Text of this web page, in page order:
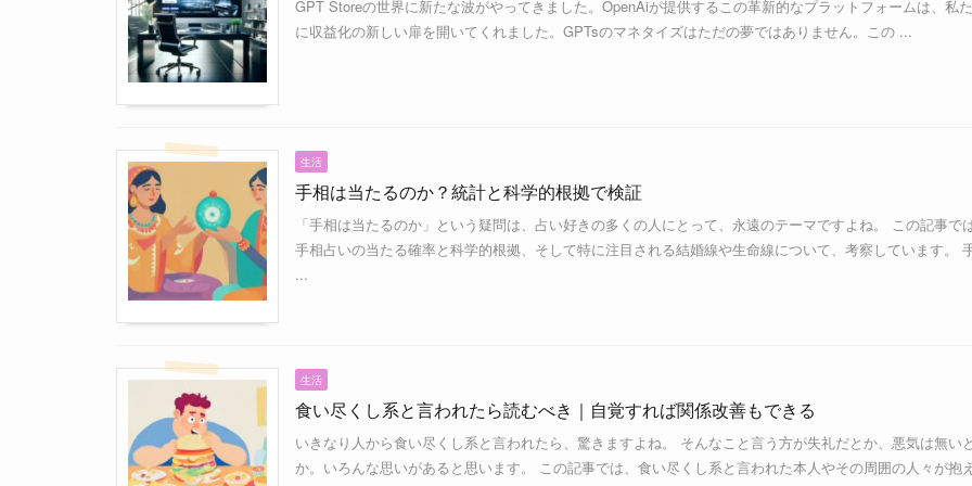
GPT Storeの世界に新たな波がやってきました。OpenAiが提供するこの革新的なプラットフォームは、私
に収益化の新しい扉を開いてくれました。GPTsのマネタイズはただの夢ではありません。この ...
生活
手相は当たるのか？統計と科学的根拠で検証
「手相は当たるのか」という疑問は、占い好きの多くの人にとって、永遠のテーマですよね。 この記事では
手相占いの当たる確率と科学的根拠、そして特に注目される結婚線や生命線について、考察しています。
...
生活
食い尽くし系と言われたら読むべき｜自覚すれば関係改善もできる
いきなり人から食い尽くし系と言われたら、驚きますよね。 そんなこと言う方が失礼だとか、悪気は無いと
か。いろんな思いがあると思います。 この記事では、食い尽くし系と言われた本人やその周囲の人々が抱